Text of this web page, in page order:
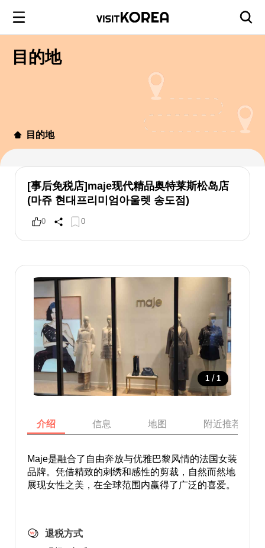
目的地
目的地
[事后免税店]maje现代精品奥特莱斯松岛店
(마쥬 현대프리미엄아울렛 송도점)
0 0
1 / 1
介绍 信息 地图 附近推荐景点
Maje是融合了自由奔放与优雅巴黎风情的法国女装
品牌。凭借精致的刺绣和感性的剪裁，自然而然地
展现女性之美，在全球范围内赢得了广泛的喜爱。
退税方式